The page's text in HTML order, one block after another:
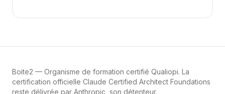
Boite2 — Organisme de formation certifié Qualiopi. La
certification officielle Claude Certified Architect Foundations
reste délivrée par Anthropic, son détenteur.